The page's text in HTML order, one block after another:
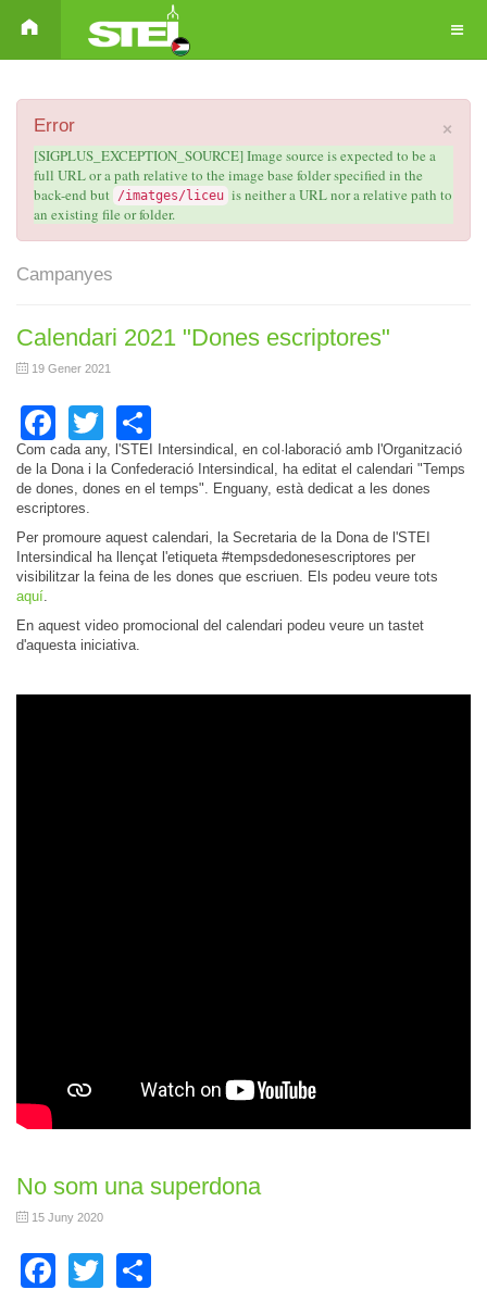
×
Error
[SIGPLUS_EXCEPTION_SOURCE] Image source is expected to be a
full URL or a path relative to the image base folder specified in the
back-end but /imatges/liceu is neither a URL nor a relative path to
an existing file or folder.
Campanyes
Calendari 2021 "Dones escriptores"
19 Gener 2021
Facebook
Twitter
Com cada any, l'STEI Intersindical, en col·laboració amb l'Organització
de la Dona i la Confederació Intersindical, ha editat el calendari "Temps
de dones, dones en el temps". Enguany, està dedicat a les dones
escriptores.
Per promoure aquest calendari, la Secretaria de la Dona de l'STEI
Intersindical ha llençat l'etiqueta #tempsdedonesescriptores per
visibilitzar la feina de les dones que escriuen. Els podeu veure tots
aquí
En aquest video promocional del calendari podeu veure un tastet
d'aquesta iniciativa.
No som una superdona
15 Juny 2020
Facebook
Twitter